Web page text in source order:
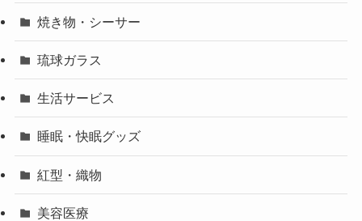
焼き物・シーサー
琉球ガラス
生活サービス
睡眠・快眠グッズ
紅型・織物
美容医療